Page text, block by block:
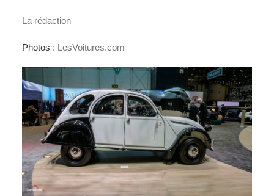
La rédaction
Photos : LesVoitures.com